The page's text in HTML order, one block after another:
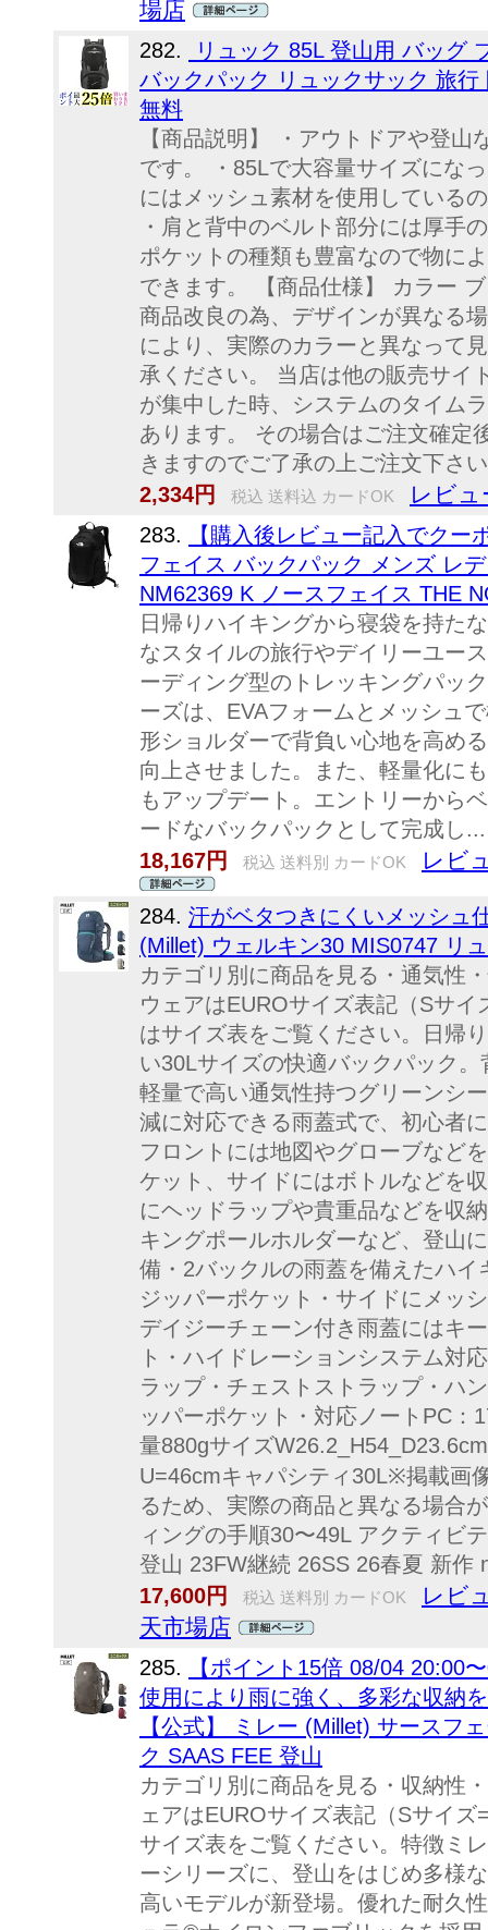
場店
282.
リュック 85L 登山用 バッグ
バックパック リュックサック 旅
無料
【商品説明】 ・アウトドアや登
です。 ・85Lで大容量サイズにな
にはメッシュ素材を使用している
・肩と背中のベルト部分には厚手
ポケットの種類も豊富なので物に
できます。 【商品仕様】 カラー
商品改良の為、デザインが異なる
により、実際のカラーと異なって
承ください。 当店は他の販売サイ
が集中した時、システムのタイム
あります。 その場合はご注文確定
きますのでご了承の上ご注文下さ
2,334円
税込 送料込 カードOK レビュ
283.
【購入後レビュー記入でク
フェイス バックパック メンズ レ
NM62369 K ノースフェイス THE
日帰りハイキングから寝袋を持た
なスタイルの旅行やデイリーユー
ーディング型のトレッキングパッ
ーズは、EVAフォームとメッシュ
形ショルダーで背負い心地を高め
向上させました。また、軽量化に
もアップデート。エントリーから
ードなバックパックとして完成し...
18,167円
税込 送料別 カードOK レビ
284. 汗がベタつきにくいメッシュ
(Millet) ウェルキン30 MIS0747 リ
カテゴリ別に商品を見る・通気性
ウェアはEUROサイズ表記（Sサ
はサイズ表をご覧ください。日帰
い30Lサイズの快適バックパック
軽量で高い通気性持つグリーンシ
減に対応できる雨蓋式で、初心者
フロントには地図やグローブなど
ケット、サイドにはボトルなどを
にヘッドラップや貴重品などを収
キングポールホルダーなど、登山
備・2バックルの雨蓋を備えたハ
ジッパーポケット・サイドにメッ
デイジーチェーン付き雨蓋にはキ
ト・ハイドレーションシステム対
ラップ・チェストストラップ・ハ
ッパーポケット・対応ノートPC：
量880gサイズ
U=46cmキャパシティ30L※掲載画
るため、実際の商品と異なる場合
ィングの手順30〜49L アクティビ
登山 23FW継続 26SS 26春夏 新作
17,600円
税込 送料別 カードOK
レビ
天市場店
285.
【ポイント15倍 08/04 20:00
使用により雨に強く、多彩な収納
【公式】 ミレー (Millet) サースフ
ク SAAS FEE 登山
カテゴリ別に商品を見る・収納性
ェアはEUROサイズ表記（Sサイ
サイズ表をご覧ください。特徴ミ
ーシリーズに、登山をはじめ多様
高いモデルが新登場。優れた耐久